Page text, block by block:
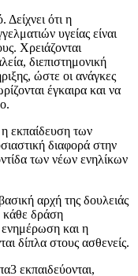
Δείχνει ότι η
υγείας είναι
Χρειάζονται
διεπιστημονική
ώστε οι ανάγκες
έγκαιρα και να
εκπαίδευση των
διαφορά στην
των νέων ενηλίκων
αρχή της δουλειάς
κάθε δράση
ενημέρωση και η
δίπλα στους ασθενείς.
εκπαιδεύονται,